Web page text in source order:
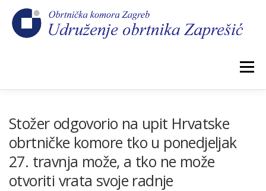
sadržaj
Izbornik
O NAMA CEHOVI KOMORSKI DOPRINOS
Stožer odgovorio na upit Hrvatske
obrtničke komore tko u ponedjeljak
27. travnja može, a tko ne može
otvoriti vrata svoje radnje